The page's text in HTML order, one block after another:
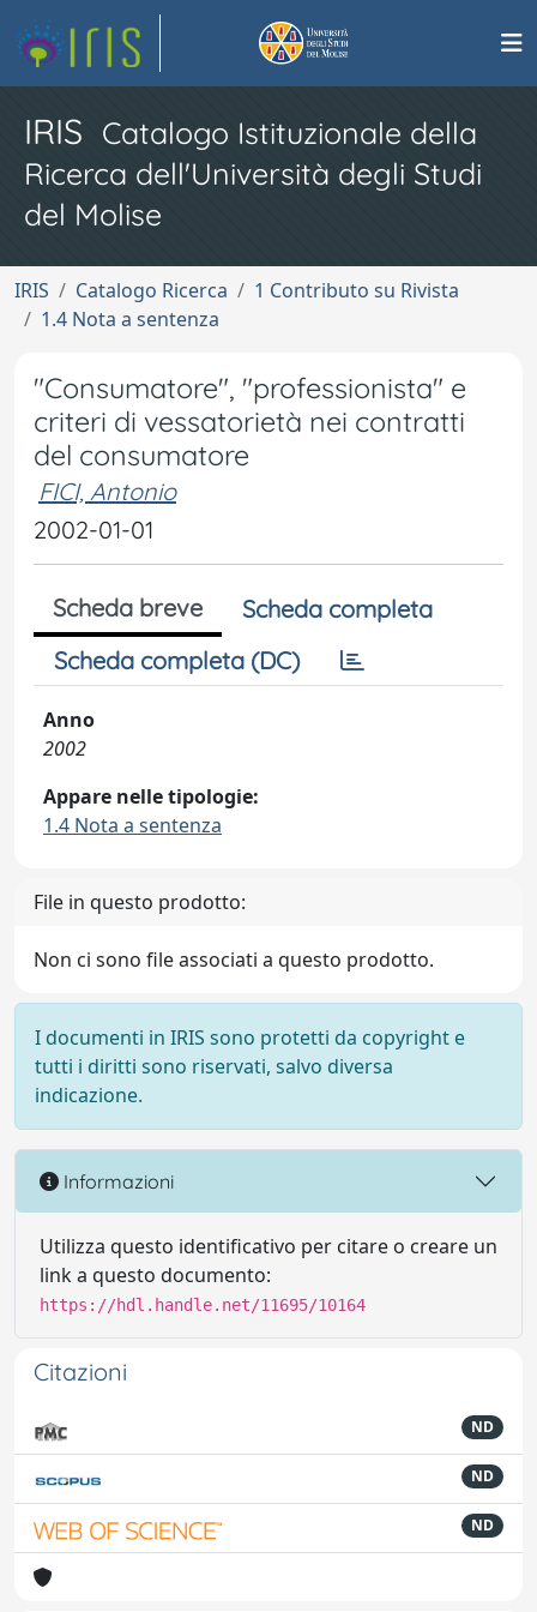
IRIS Catalogo Istituzionale della
Ricerca dell'Università degli Studi
del Molise
IRIS Catalogo Ricerca
1 Contributo su Rivista
1.4 Nota a sentenza
"Consumatore", "professionista" e
criteri di vessatorietà nei contratti
del consumatore
FICI, Antonio
2002-01-01
Scheda breve
Scheda completa
Scheda completa (DC)
Anno
2002
Appare nelle tipologie:
1.4 Nota a sentenza
File in questo prodotto:
Non ci sono file associati a questo prodotto.
I documenti in IRIS sono protetti da copyright e
tutti i diritti sono riservati, salvo diversa
indicazione.
Informazioni
Utilizza questo identificativo per citare o creare un
link a questo documento:
https://hdl.handle.net/11695/10164
Citazioni
ND
ND
ND